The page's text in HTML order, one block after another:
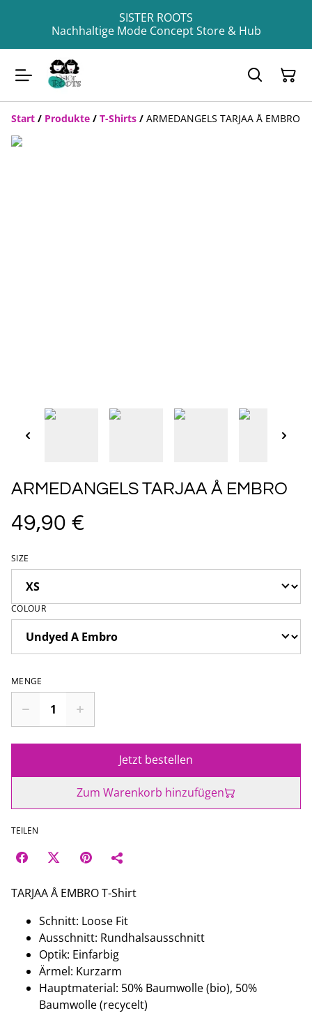
SISTER ROOTS
Nachhaltige Mode Concept Store & Hub
Start / Produkte / T-Shirts / ARMEDANGELS TARJAA Å EMBRO
ARMEDANGELS TARJAA Å EMBRO
49,90 €
SIZE
COLOUR
MENGE
Jetzt bestellen
Zum Warenkorb hinzufügen
TEILEN
TARJAA Å EMBRO T-Shirt
Schnitt: Loose Fit
Ausschnitt: Rundhalsausschnitt
Optik: Einfarbig
Ärmel: Kurzarm
Hauptmaterial: 50% Baumwolle (bio), 50%
Baumwolle (recycelt)